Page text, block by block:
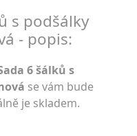
s podšálky
- popis:
6 šálků s
se vám bude
je skladem.